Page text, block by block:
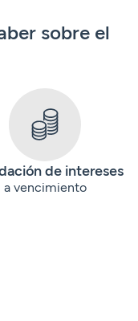
sobre el
de intereses
a vencimiento